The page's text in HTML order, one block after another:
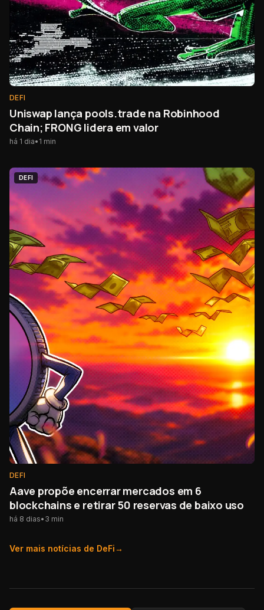
DEFI
Uniswap lança pools.trade na Robinhood
Chain; FRONG lidera em valor
há 1 dia• 1 min
DEFI
DEFI
Aave propõe encerrar mercados em 6
blockchains e retirar 50 reservas de baixo uso
há 8 dias• 3 min
Ver mais notícias de DeFi→